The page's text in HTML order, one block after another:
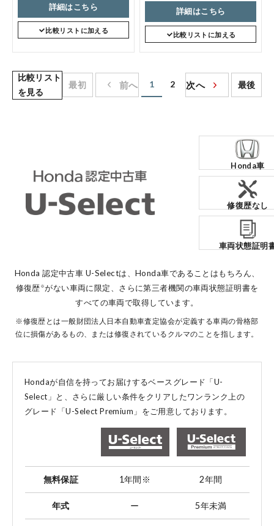
詳細はこちら
比較リストに加える
詳細はこちら
比較リストに加える
比較リスト
を見る
最初 前へ 1 2 次へ 最後
Honda車
修復歴なし
車両状態証明
Honda 認定中古車 U-Selectは、Honda車であることはもちろん、
修復歴 ※がない車両に限定、 さらに第三者機関の車両状態証明書を
すべての車両で取得しています。
※修復歴とは一般財団法人日本自動車査定協会が定義する車両の骨格部
位に損傷があるもの、または修復されているクルマのことを指します。
Hondaが自信を持ってお届けするベースグレード「U-
Select」と、 さらに厳しい条件をクリアしたワンランク上の
グレード「U-Select Premium」をご用意しております。
無料保証 1年間 ※ 2年間
年式 ー 5年未満